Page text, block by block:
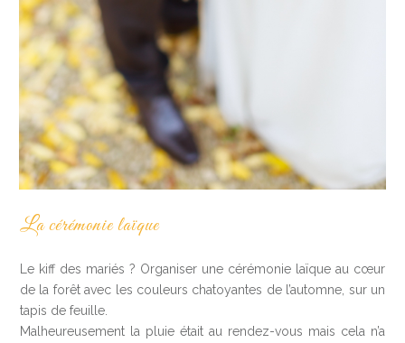
La cérémonie laïque
Le kiff des mariés ? Organiser une cérémonie laïque au cœur
de la forêt avec les couleurs chatoyantes de l’automne, sur un
tapis de feuille.
Malheureusement la pluie était au rendez-vous mais cela n’a